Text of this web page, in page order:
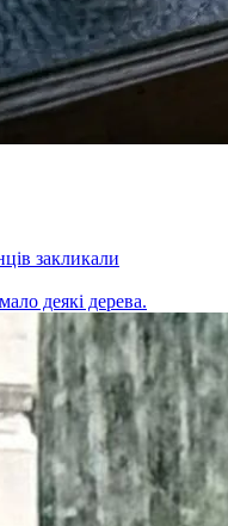
закликали
деякі дерева.